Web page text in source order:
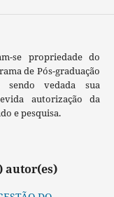
se propriedade do
de Pós-graduação
sendo vedada sua
autorização da
e pesquisa.
autor(es)